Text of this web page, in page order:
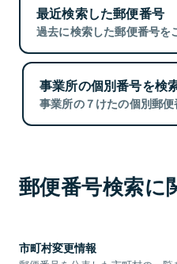
最近検索した郵便番号
過去に検索した郵便番号を
事業所の個別番号を検
事業所の７けたの個別郵便
郵便番号検索に
市町村変更情報